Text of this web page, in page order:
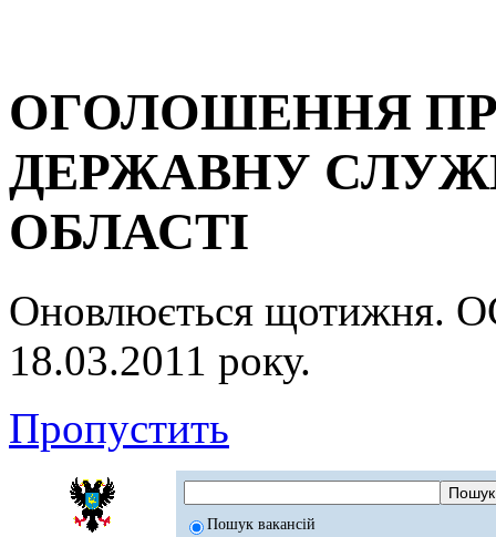
ОГОЛОШЕННЯ
ДЕРЖАВНУ
ОБЛАСТІ
Оновлюється
18.03.2011 року.
Пропустить
Пошук вакансій